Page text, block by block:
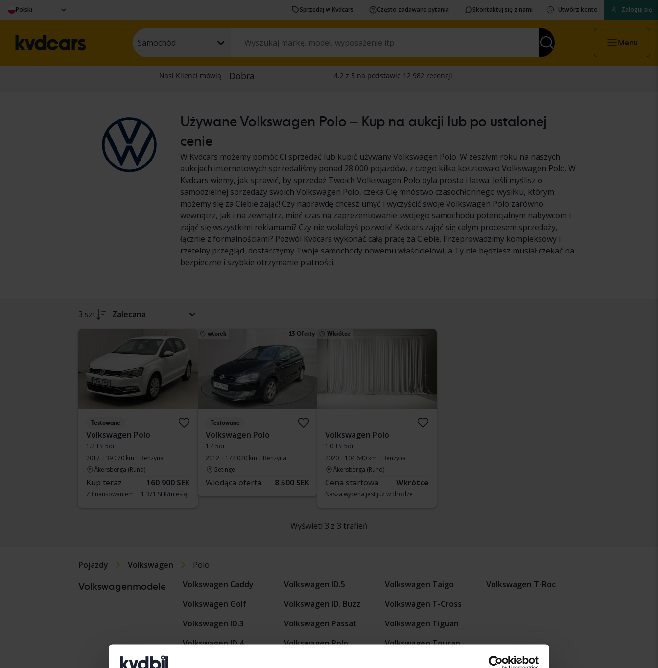
Polski Sprzedaj w Kvdcars Często zadawane pytania Skontaktuj się z nami Utwórz konto Zaloguj się
Samochód Menu
Używane Volkswagen Polo – Kup na aukcji lub po ustalonej
cenie
W Kvdcars możemy pomóc Ci sprzedać lub kupić używany Volkswagen Polo. W zeszłym roku na naszych
aukcjach internetowych sprzedaliśmy ponad 28 000 pojazdów, z czego kilka kosztowało Volkswagen Polo. W
Kvdcars wiemy, jak sprawić, by sprzedaż Twoich Volkswagen Polo była prosta i łatwa. Jeśli myślisz o
samodzielnej sprzedaży swoich Volkswagen Polo, czeka Cię mnóstwo czasochłonnego wysiłku, którym
możemy się za Ciebie zająć! Czy naprawdę chcesz umyć i wyczyścić swoje Volkswagen Polo zarówno
wewnątrz, jak i na zewnątrz, mieć czas na zaprezentowanie swojego samochodu potencjalnym nabywcom i
zająć się wszystkimi reklamami? Czy nie wolałbyś pozwolić Kvdcars zająć się całym procesem sprzedaży,
łącznie z formalnościami? Pozwól Kvdcars wykonać całą pracę za Ciebie. Przeprowadzimy kompleksowy i
rzetelny przegląd, dostarczymy Twoje samochody nowemu właścicielowi, a Ty nie będziesz musiał czekać na
bezpieczne i szybkie otrzymanie płatności.
3 szt Zalecana
Testowane
Volkswagen Polo
1.2 TSI 5dr
2017
39 070 km
Benzyna
Åkersberga (Runö)
Kup teraz 160 900 SEK
Z finansowaniem 1 371 SEK/miesiąc
wtorek 13 Oferty
Testowane
Volkswagen Polo
1.4 5dr
2012
172 020 km
Benzyna
Getinge
Wiodąca oferta: 8 500 SEK
Wkrótce
Volkswagen Polo
1.0 TSI 5dr
2020
104 640 km
Benzyna
Åkersberga (Runö)
Cena startowa Wkrótce
Nasza wycena jest już w drodze
Wyświetl 3 z 3 trafień
Pojazdy Volkswagen Polo
Volkswagenmodele
Volkswagen Caddy
Volkswagen Golf
Volkswagen ID.3
Volkswagen ID.4
Volkswagen ID.5
Volkswagen ID. Buzz
Volkswagen Passat
Volkswagen Polo
Volkswagen Taigo
Volkswagen T-Cross
Volkswagen Tiguan
Volkswagen Touran
Volkswagen T-Roc